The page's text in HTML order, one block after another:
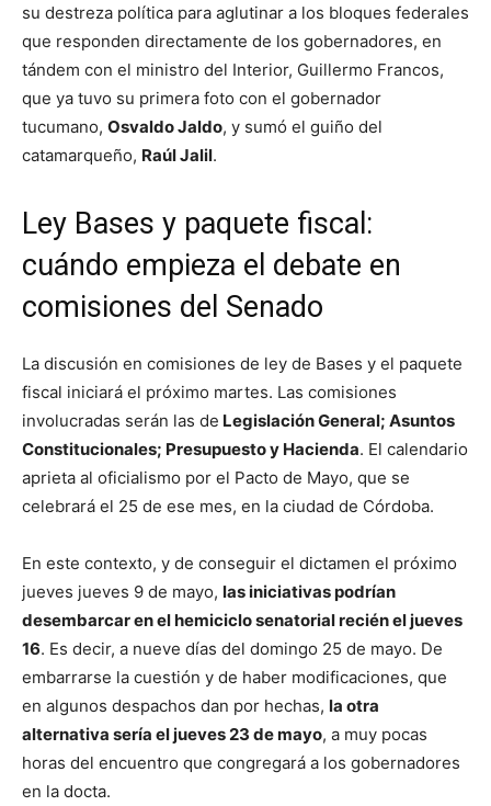
su destreza política para aglutinar a los bloques federales
que responden directamente de los gobernadores, en
tándem con el ministro del Interior, Guillermo Francos,
que ya tuvo su primera foto con el gobernador
tucumano, Osvaldo Jaldo, y sumó el guiño del
catamarqueño, Raúl Jalil.
Ley Bases y paquete fiscal:
cuándo empieza el debate en
comisiones del Senado
La discusión en comisiones de ley de Bases y el paquete
fiscal iniciará el próximo martes. Las comisiones
involucradas serán las de Legislación General; Asuntos
Constitucionales; Presupuesto y Hacienda. El calendario
aprieta al oficialismo por el Pacto de Mayo, que se
celebrará el 25 de ese mes, en la ciudad de Córdoba.
En este contexto, y de conseguir el dictamen el próximo
jueves jueves 9 de mayo, las iniciativas podrían
desembarcar en el hemiciclo senatorial recién el jueves
16. Es decir, a nueve días del domingo 25 de mayo. De
embarrarse la cuestión y de haber modificaciones, que
en algunos despachos dan por hechas, la otra
alternativa sería el jueves 23 de mayo, a muy pocas
horas del encuentro que congregará a los gobernadores
en la docta.